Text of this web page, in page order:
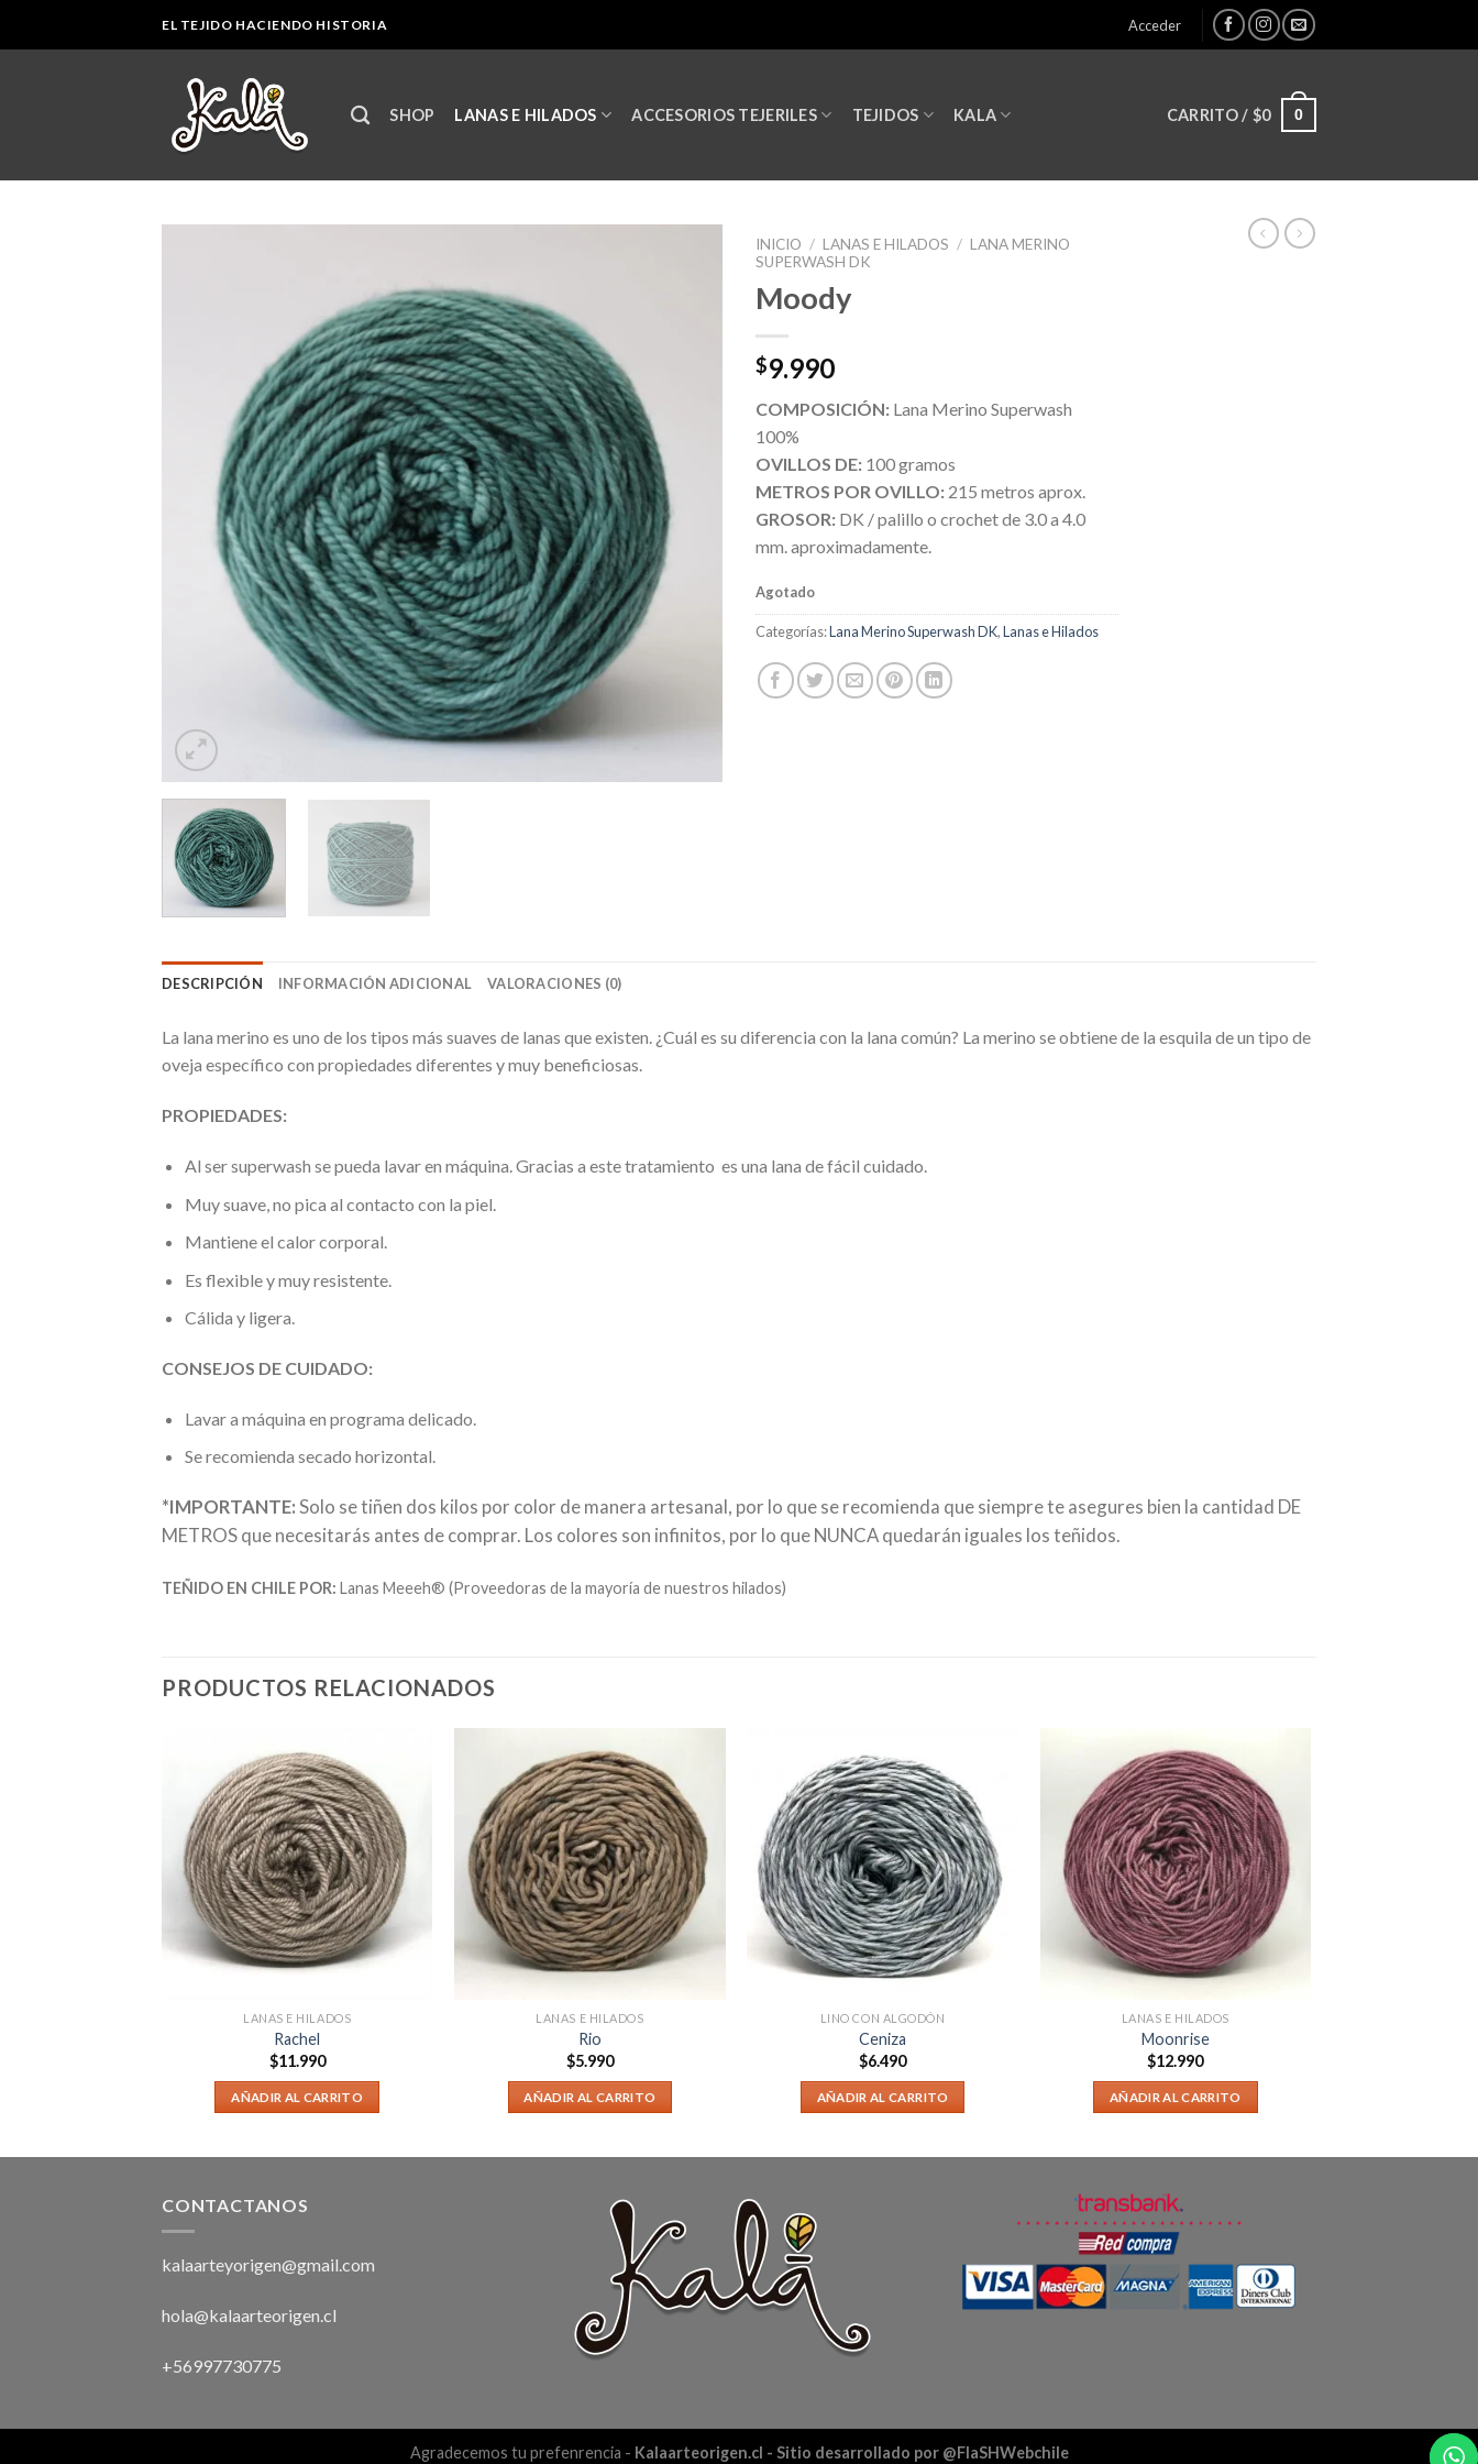
EL TEJIDO HACIENDO HISTORIA Acceder
SHOP LANAS E HILADOS ACCESORIOS TEJERILES TEJIDOS KALA CARRITO / $0 0
INICIO / LANAS E HILADOS / LANA MERINO
SUPERWASH DK
Moody
$9.990
COMPOSICIÓN: Lana Merino Superwash
100%
OVILLOS DE: 100 gramos
METROS POR OVILLO: 215 metros aprox.
GROSOR: DK / palillo o crochet de 3.0 a 4.0
mm. aproximadamente.
Agotado
Categorías:Lana Merino Superwash DK,Lanas e Hilados
DESCRIPCIÓN INFORMACIÓN ADICIONAL VALORACIONES (0)
La lana merino es uno de los tipos más suaves de lanas que existen. ¿Cuál es su diferencia con la lana común? La merino se obtiene de la esquila de un tipo de
oveja específico con propiedades diferentes y muy beneficiosas.
PROPIEDADES:
Al ser superwash se pueda lavar en máquina. Gracias a este tratamiento es una lana de fácil cuidado.
Muy suave, no pica al contacto con la piel.
Mantiene el calor corporal.
Es flexible y muy resistente.
Cálida y ligera.
CONSEJOS DE CUIDADO:
Lavar a máquina en programa delicado.
Se recomienda secado horizontal.
*IMPORTANTE:Solo se tiñen dos kilos por color de manera artesanal, por lo que se recomienda que siempre te asegures bien la cantidad DE
METROS que necesitarás antes de comprar. Los colores son infinitos, por lo que NUNCA quedarán iguales los teñidos.
TEÑIDO EN CHILE POR: Lanas Meeeh® (Proveedoras de la mayoría de nuestros hilados)
PRODUCTOS RELACIONADOS
LANAS E HILADOS
Rachel
$11.990
AÑADIR AL CARRITO
LANAS E HILADOS
Rio
$5.990
AÑADIR AL CARRITO
LINO CON ALGODÓN
Ceniza
$6.490
AÑADIR AL CARRITO
LANAS E HILADOS
Moonrise
$12.990
AÑADIR AL CARRITO
CONTACTANOS
kalaarteyorigen@gmail.com
hola@kalaarteorigen.cl
+56997730775
Agradecemos tu prefenrencia - Kalaarteorigen.cl - Sitio desarrollado por @FlaSHWebchile